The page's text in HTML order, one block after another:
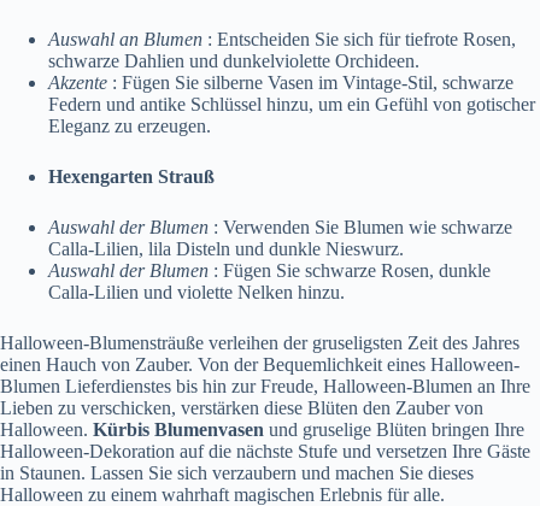
Auswahl an Blumen : Entscheiden Sie sich für tiefrote Rosen,
schwarze Dahlien und dunkelviolette Orchideen.
Akzente : Fügen Sie silberne Vasen im Vintage-Stil, schwarze
Federn und antike Schlüssel hinzu, um ein Gefühl von gotischer
Eleganz zu erzeugen.
Hexengarten Strauß
Auswahl der Blumen : Verwenden Sie Blumen wie schwarze
Calla-Lilien, lila Disteln und dunkle Nieswurz.
Auswahl der Blumen : Fügen Sie schwarze Rosen, dunkle
Calla-Lilien und violette Nelken hinzu.
Halloween-Blumensträuße verleihen der gruseligsten Zeit des Jahres
einen Hauch von Zauber. Von der Bequemlichkeit eines Halloween-
Blumen Lieferdienstes bis hin zur Freude, Halloween-Blumen an Ihre
Lieben zu verschicken, verstärken diese Blüten den Zauber von
Halloween. Kürbis Blumenvasen und gruselige Blüten bringen Ihre
Halloween-Dekoration auf die nächste Stufe und versetzen Ihre Gäste
in Staunen. Lassen Sie sich verzaubern und machen Sie dieses
Halloween zu einem wahrhaft magischen Erlebnis für alle.